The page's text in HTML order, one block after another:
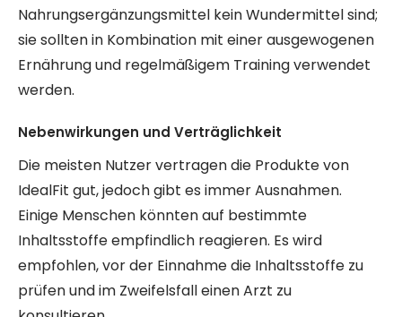
Nahrungsergänzungsmittel kein Wundermittel sind;
sie sollten in Kombination mit einer ausgewogenen
Ernährung und regelmäßigem Training verwendet
werden.
Nebenwirkungen und Verträglichkeit
Die meisten Nutzer vertragen die Produkte von
IdealFit gut, jedoch gibt es immer Ausnahmen.
Einige Menschen könnten auf bestimmte
Inhaltsstoffe empfindlich reagieren. Es wird
empfohlen, vor der Einnahme die Inhaltsstoffe zu
prüfen und im Zweifelsfall einen Arzt zu